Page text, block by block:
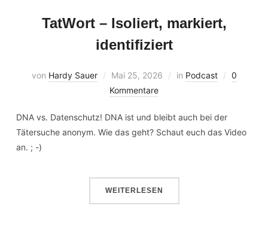
TatWort – Isoliert, markiert,
identifiziert
von Hardy Sauer Mai 25, 2026 in Podcast
0
Kommentare
DNA vs. Datenschutz! DNA ist und bleibt auch bei der
Tätersuche anonym. Wie das geht? Schaut euch das Video
an. ; -)
WEITERLESEN